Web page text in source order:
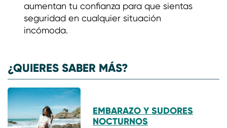
aumentan tu confianza para que sientas
seguridad en cualquier situación
incómoda.
¿QUIERES SABER MÁS?
EMBARAZO Y SUDORES
NOCTURNOS